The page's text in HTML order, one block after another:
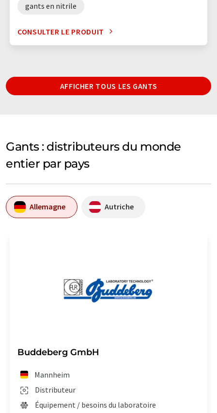
gants en nitrile
CONSULTER LE PRODUIT
AFFICHER TOUS LES GANTS
Gants : distributeurs du monde
entier par pays
Allemagne Autriche
Buddeberg GmbH
Distributeur
Mannheim
Équipement / besoins du laboratoire